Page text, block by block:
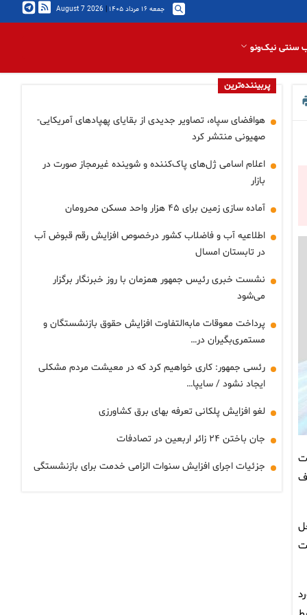
جمعه ۱۶ مرداد ۱۴۰۵ |
2026 August 7
سنتی نیک‌ونو
پربیننده‌ترین
هوافضای سپاه، تصاویر جدیدی از بقایای پهپادهای آمریکایی-
صهیونی منتشر کرد
اعلام اسامی ژل‌های پاک‌کننده و شوینده غیرمجاز صورت در
بازار
آماده سازی زمین برای ۴۵ هزار واحد مسکن محرومان
اطلاعیه آب و فاضلاب کشور درخصوص افزایش رقم قبوض آب
در تابستان امسال
نشست خبری رئیس جمهور همزمان با روز خبرنگار برگزار
می‌شود
پرداخت معوقات مابه‌التفاوت افزایش حقوق بازنشستگان و
مستمری‌بگیران در…
رئسی جمهور: کاری خواهیم کرد که در معیشت مردم مشکلی
ایجاد نشود / سایپا…
لغو افزایش پلکانی تعرفه بهای برق کشاورزی
جان باختن ۲۴ زائر اربعین در تصادفات
جزئیات اجرای افزایش سنوات الزامی خدمت برای بازنشستگی